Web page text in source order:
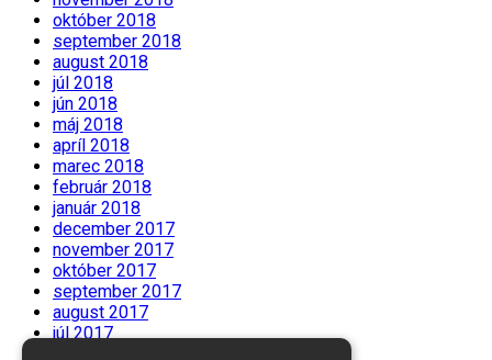
október 2018
september 2018
august 2018
júl 2018
jún 2018
máj 2018
apríl 2018
marec 2018
február 2018
január 2018
december 2017
november 2017
október 2017
september 2017
august 2017
júl 2017